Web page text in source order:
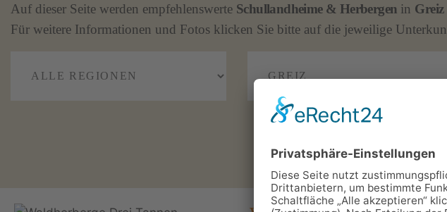
Auf dieser Seite werden empfehlenswerte Schullandheime & Herbergen in Greiz
Für weitere Informationen und Fotos klicken Sie bitte auf die jeweilige